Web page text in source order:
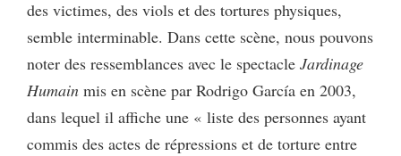
des victimes, des viols et des tortures physiques,
semble interminable. Dans cette scène, nous pouvons
noter des ressemblances avec le spectacle Jardinage
Humain mis en scène par Rodrigo García en 2003,
dans lequel il affiche une « liste des personnes ayant
commis des actes de répressions et de torture entre